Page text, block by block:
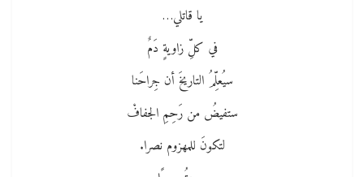
يا قاتلي…
في كلِّ زاويةٍ دَمٌ
سيُعلِّمُ التاريخَ أن جِراحَنا
ستفيضُ من رَحِمِ الجفافْ
لتكونَ للمهزوم نصرا.